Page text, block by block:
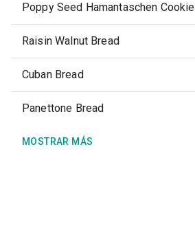
Poppy Seed Hamantaschen Cookie
Raisin Walnut Bread
Cuban Bread
Panettone Bread
MOSTRAR MÁS